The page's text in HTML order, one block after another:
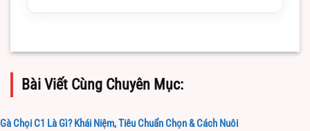
Bài Viết Cùng Chuyên Mục:
Gà Chọi C1 Là Gì? Khái Niệm, Tiêu Chuẩn Chọn & Cách Nuôi